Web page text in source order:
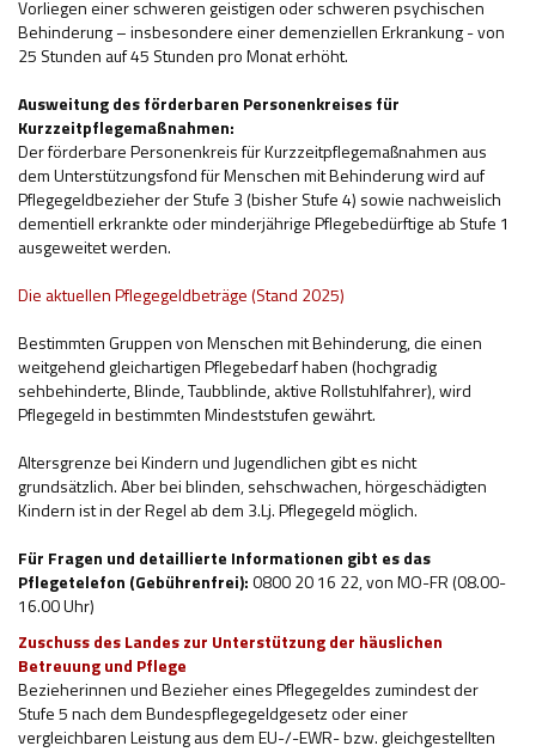
Vorliegen einer schweren geistigen oder schweren psychischen
Behinderung – insbesondere einer demenziellen Erkrankung - von
25 Stunden auf 45 Stunden pro Monat erhöht.
Ausweitung des förderbaren Personenkreises für
Kurzzeitpflegemaßnahmen:
Der förderbare Personenkreis für Kurzzeitpflegemaßnahmen aus
dem Unterstützungsfond für Menschen mit Behinderung wird auf
Pflegegeldbezieher der Stufe 3 (bisher Stufe 4) sowie nachweislich
dementiell erkrankte oder minderjährige Pflegebedürftige ab Stufe 1
ausgeweitet werden.
Die aktuellen Pflegegeldbeträge (Stand 2025)
Bestimmten Gruppen von Menschen mit Behinderung, die einen
weitgehend gleichartigen Pflegebedarf haben (hochgradig
sehbehinderte, Blinde, Taubblinde, aktive Rollstuhlfahrer), wird
Pflegegeld in bestimmten Mindeststufen gewährt.
Altersgrenze bei Kindern und Jugendlichen gibt es nicht
grundsätzlich. Aber bei blinden, sehschwachen, hörgeschädigten
Kindern ist in der Regel ab dem 3.Lj. Pflegegeld möglich.
Für Fragen und detaillierte Informationen gibt es das
Pflegetelefon (Gebührenfrei):0800 20 16 22, von MO-FR (08.00-
16.00 Uhr)
Zuschuss des Landes zur Unterstützung der häuslichen
Betreuung und Pflege
Bezieherinnen und Bezieher eines Pflegegeldes zumindest der
Stufe 5 nach dem Bundespflegegeldgesetz oder einer
vergleichbaren Leistung aus dem EU-/-EWR- bzw. gleichgestellten